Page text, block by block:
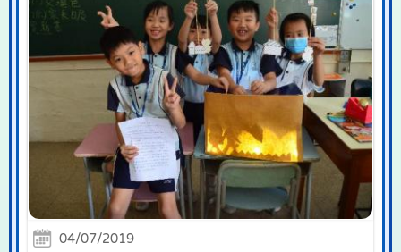
04/07/2019